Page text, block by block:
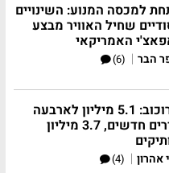
למכסה המנוע: השינויים
שחיל האוויר מבצע
האמריקאי
הבר |
(6)
בורוכוב: 5.1 מיליון לארבעה
חדרים חדשים, 3.7 מיליון
אהרון |
(4)